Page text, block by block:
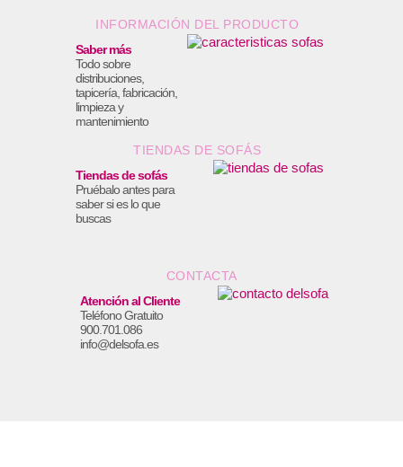
INFORMACIÓN DEL PRODUCTO
Saber más
Todo sobre
distribuciones,
tapicería, fabricación,
limpieza y
mantenimiento
TIENDAS DE SOFÁS
Tiendas de sofás
Pruébalo antes para
saber si es lo que
buscas
CONTACTA
Atención al Cliente
Teléfono Gratuito
900.701.086
info@delsofa.es